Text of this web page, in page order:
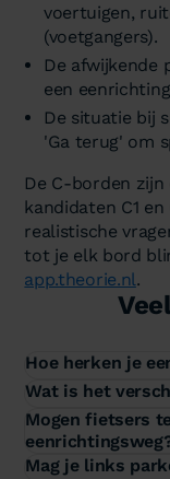
voertuigen,
(voetgangers).
De afwijkende
een
De situatie bij
'Ga terug' om
De C-borden zijn
kandidaten C1
realistische
tot je elk bord
app.theorie.nl.
Hoe herken je
Wat is het
Mogen fietsers
Mag je links